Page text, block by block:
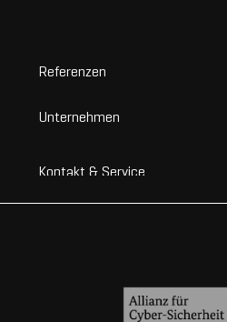
Referenzen
Unternehmen
Kontakt & Service